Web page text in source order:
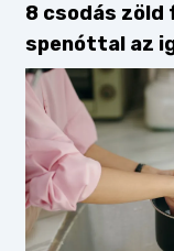
8 csodás
spenóttal az